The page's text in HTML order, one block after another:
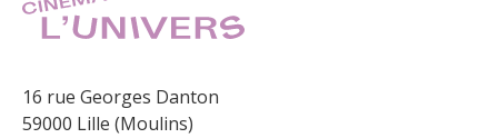
16 rue Georges Danton
59000 Lille (Moulins)